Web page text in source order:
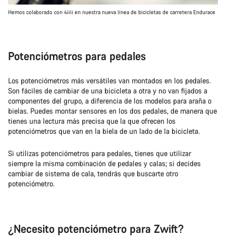
Hemos colaborado con 4iiii en nuestra nueva línea de bicicletas de carretera Endurace
Potenciómetros para pedales
Los potenciómetros más versátiles van montados en los pedales.
Son fáciles de cambiar de una bicicleta a otra y no van fijados a
componentes del grupo, a diferencia de los modelos para araña o
bielas. Puedes montar sensores en los dos pedales, de manera que
tienes una lectura más precisa que la que ofrecen los
potenciómetros que van en la biela de un lado de la bicicleta.
Si utilizas potenciómetros para pedales, tienes que utilizar
siempre la misma combinación de pedales y calas; si decides
cambiar de sistema de cala, tendrás que buscarte otro
potenciómetro.
¿Necesito potenciómetro para Zwift?